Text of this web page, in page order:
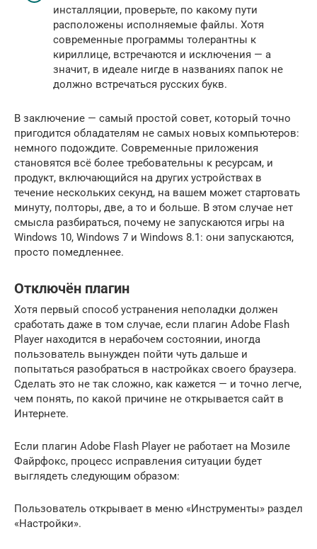
инсталляции, проверьте, по какому пути
расположены исполняемые файлы. Хотя
современные программы толерантны к
кириллице, встречаются и исключения — а
значит, в идеале нигде в названиях папок не
должно встречаться русских букв.
В заключение — самый простой совет, который точно
пригодится обладателям не самых новых компьютеров:
немного подождите. Современные приложения
становятся всё более требовательны к ресурсам, и
продукт, включающийся на других устройствах в
течение нескольких секунд, на вашем может стартовать
минуту, полторы, две, а то и больше. В этом случае нет
смысла разбираться, почему не запускаются игры на
Windows 10, Windows 7 и Windows 8.1: они запускаются,
просто помедленнее.
Отключён плагин
Хотя первый способ устранения неполадки должен
сработать даже в том случае, если плагин Adobe Flash
Player находится в нерабочем состоянии, иногда
пользователь вынужден пойти чуть дальше и
попытаться разобраться в настройках своего браузера.
Сделать это не так сложно, как кажется — и точно легче,
чем понять, по какой причине не открывается сайт в
Интернете.
Если плагин Adobe Flash Player не работает на Мозиле
Файрфокс, процесс исправления ситуации будет
выглядеть следующим образом:
Пользователь открывает в меню «Инструменты» раздел
«Настройки».